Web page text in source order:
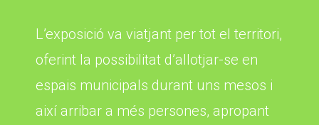
L’exposició va viatjant per tot el territori,
oferint la possibilitat d’allotjar-se en
espais municipals durant uns mesos i
així arribar a més persones, apropant
CONEIX FUNDESPLAI